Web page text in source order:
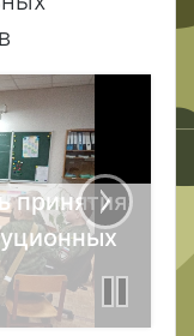
принятия